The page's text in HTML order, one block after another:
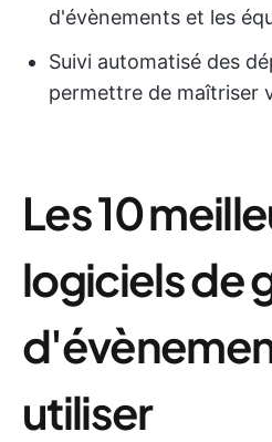
d'évènements et les
Suivi automatisé des
permettre de maîtriser
Les 10
logiciels de
utiliser